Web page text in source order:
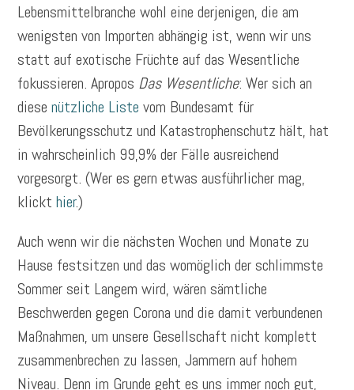
Lebensmittelbranche wohl eine derjenigen, die am
wenigsten von Importen abhängig ist, wenn wir uns
statt auf exotische Früchte auf das Wesentliche
fokussieren. Apropos Das Wesentliche: Wer sich an
diesenützliche Liste vom Bundesamt für
Bevölkerungsschutz und Katastrophenschutz hält, hat
in wahrscheinlich 99,9% der Fälle ausreichend
vorgesorgt. (Wer es gern etwas ausführlicher mag,
klickthier.)
Auch wenn wir die nächsten Wochen und Monate zu
Hause festsitzen und das womöglich der schlimmste
Sommer seit Langem wird, wären sämtliche
Beschwerden gegen Corona und die damit verbundenen
Maßnahmen, um unsere Gesellschaft nicht komplett
zusammenbrechen zu lassen, Jammern auf hohem
Niveau. Denn im Grunde geht es uns immer noch gut,